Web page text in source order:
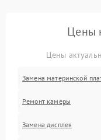
Цены
Цены
Замена материнской
Ремонт камеры
Замена дисплея